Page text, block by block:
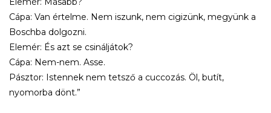
Cápa: Van értelme. Nem iszunk, nem cigizünk, megyünk a
Boschba dolgozni.
Elemér: És azt se csináljátok?
Cápa: Nem-nem. Asse.
Pásztor: Istennek nem tetsző a cuccozás. Öl, butít,
nyomorba dönt.”